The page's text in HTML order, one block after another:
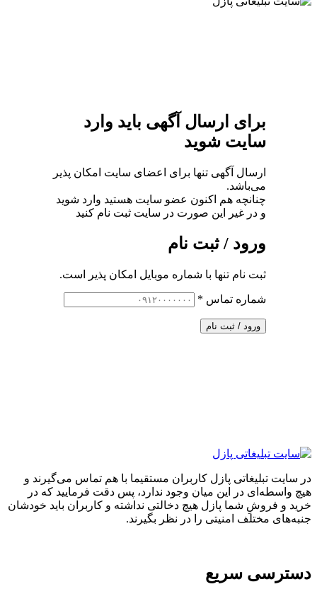
برای ارسال آگهی باید وارد
سایت شوید
ارسال آگهی تنها برای اعضای سایت امکان پذیر
می‌باشد.
چنانچه هم‌ اکنون عضو سایت هستید وارد شوید
و در غیر این صورت در سایت ثبت نام کنید
ورود / ثبت نام
ثبت نام تنها با شماره موبایل امکان پذیر است.
شماره تماس *
ورود / ثبت نام
در سایت تبلیغاتی پازل کاربران مستقیما با هم تماس می‌گیرند و
هیچ واسطه‌ای در این میان وجود ندارد، پس دقت فرمایید که در
خرید و فروشِ شما پازل هیچ دخالتی نداشته و کاربران باید خودشان
جنبه‌های مختلف امنیتی را در نظر بگیرند.
دسترسی سریع